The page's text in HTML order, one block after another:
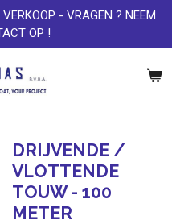
- VRAGEN ? NEEM
OP !
DRIJVENDE /
VLOTTENDE
TOUW - 100
METER